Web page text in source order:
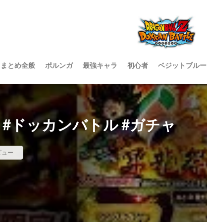
まとめ全般 ポルンガ 最強キャラ 初心者 ベジットブルー
ドッカンバトル #ガチャ
ー